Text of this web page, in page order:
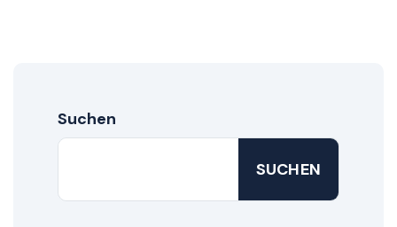
Suchen
SUCHEN